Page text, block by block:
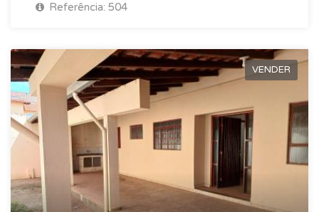
Referência: 504
VENDER